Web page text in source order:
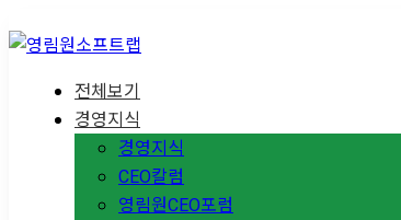
전체보기
경영지식
경영지식
CEO칼럼
영림원CEO포럼